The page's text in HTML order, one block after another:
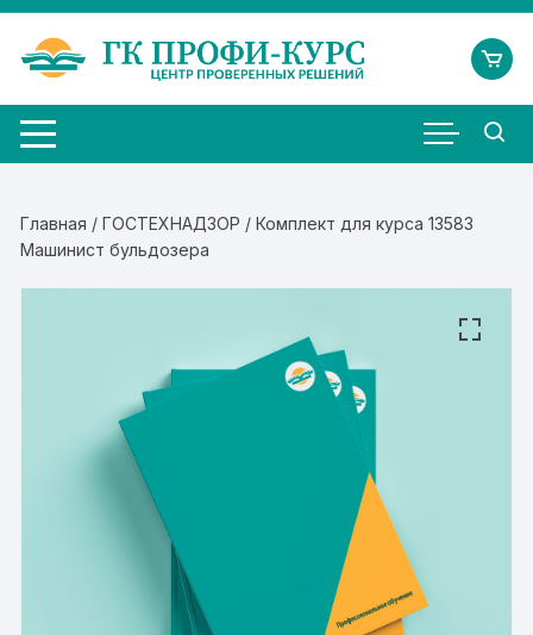
Перейти
содержимому
Главная /ГОСТЕХНАДЗОР / Комплект для курса 13583
Машинист бульдозера